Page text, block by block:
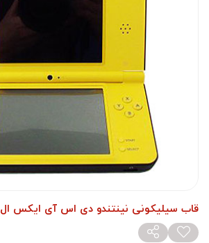
قاب سیلیکونی نینتندو دی اس آی ایکس ال